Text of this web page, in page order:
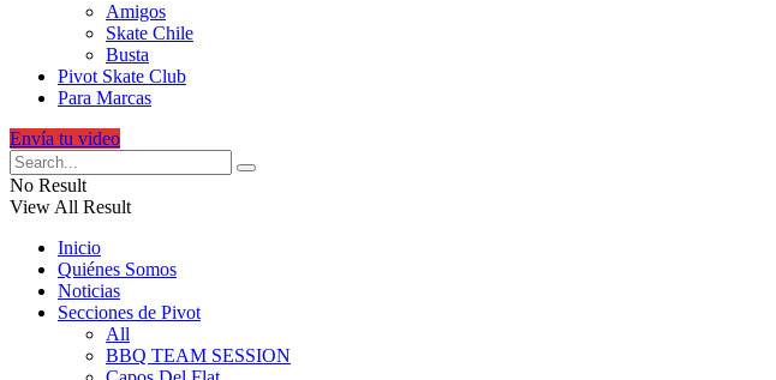
Amigos
Skate Chile
Busta
Pivot Skate Club
Para Marcas
Envía tu video
No Result
View All Result
Inicio
Quiénes Somos
Noticias
Secciones de Pivot
All
BBQ TEAM SESSION